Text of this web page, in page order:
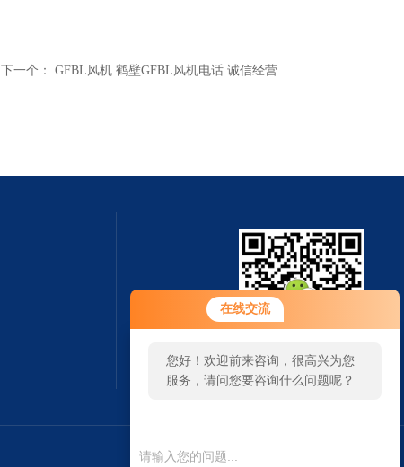
在线交流
您好！欢迎前来咨询，很高兴为您
服务，请问您要咨询什么问题呢？
下一个： GFBL风机 鹤壁GFBL风机电话 诚信经营
扫一扫 微信咨询